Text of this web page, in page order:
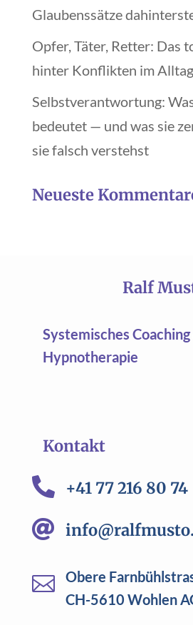
Glaubenssätze
Opfer, Täter, Retter: Das
hinter Konflikten im Alltag
Selbstverantwortung:
bedeutet — und was sie
sie falsch verstehst
Neueste
Ralf
Systemisches Coaching
Hypnotherapie
Kontakt
 +41 77 216 80 74


Obere
CH-5610 Wohlen